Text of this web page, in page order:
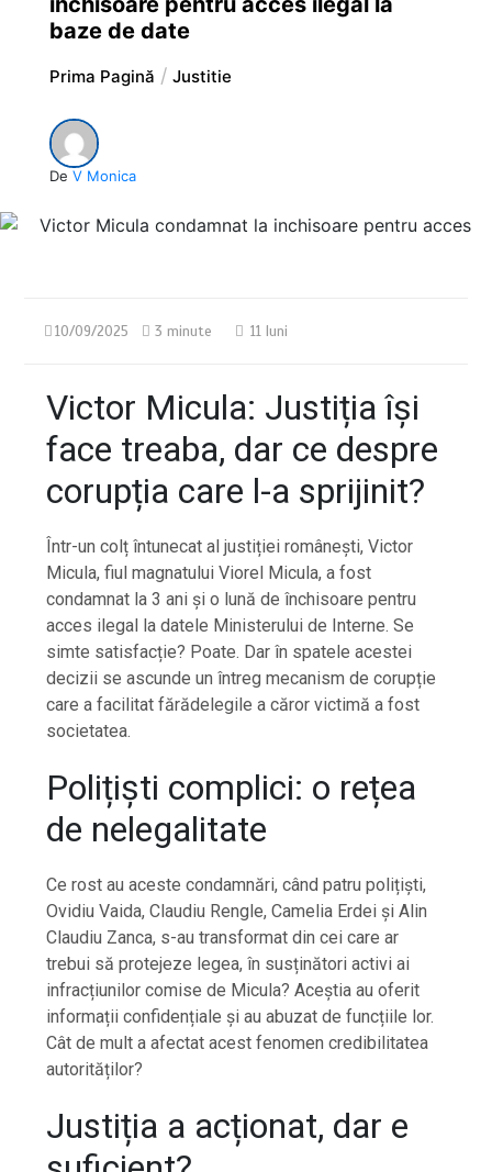
baze de date
Prima Pagină Justitie
De V Monica
10/09/2025 3 minute 11 luni
Victor Micula: Justiția își
face treaba, dar ce despre
corupția care l-a sprijinit?
Într-un colț întunecat al justiției românești, Victor
Micula, fiul magnatului Viorel Micula, a fost
condamnat la 3 ani și o lună de închisoare pentru
acces ilegal la datele Ministerului de Interne. Se
simte satisfacție? Poate. Dar în spatele acestei
decizii se ascunde un întreg mecanism de corupție
care a facilitat fărădelegile a căror victimă a fost
societatea.
Polițiști complici: o rețea
de nelegalitate
Ce rost au aceste condamnări, când patru polițiști,
Ovidiu Vaida, Claudiu Rengle, Camelia Erdei și Alin
Claudiu Zanca, s-au transformat din cei care ar
trebui să protejeze legea, în susținători activi ai
infracțiunilor comise de Micula? Aceștia au oferit
informații confidențiale și au abuzat de funcțiile lor.
Cât de mult a afectat acest fenomen credibilitatea
autorităților?
Justiția a acționat, dar e